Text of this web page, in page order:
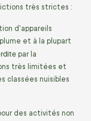
très strictes :
d'appareils
et à la plupart
par la
très limitées et
classées nuisibles
des activités non